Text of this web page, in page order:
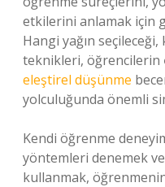
etkilerini anlamak için
Hangi yağın
teknikleri, öğrencilerin
eleştirel düşünme
yolculuğunda önemli
Kendi öğrenme
yöntemleri denemek
kullanmak,